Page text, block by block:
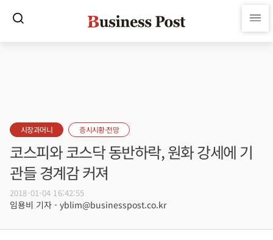
시장과머니 증시시황·전망
코스피와 코스닥 동반하락, 원화 강세에 기
관들 경계감 커져
2018-01-04 16:42:55
임용비 기자 - yblim@businesspost.co.kr